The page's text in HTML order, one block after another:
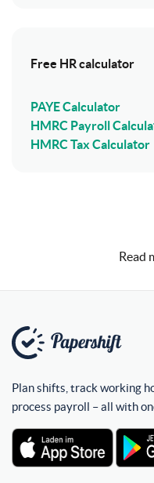
Free HR calculator
PAYE Calculator
HMRC Payroll
HMRC Tax Calculator
Read
Plan shifts, track working
process payroll – all with